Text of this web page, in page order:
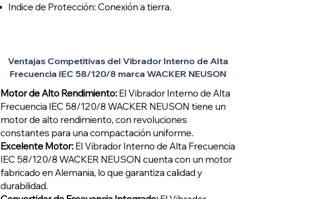
Indice de Protección: Conexión a tierra.
Ventajas Competitivas del Vibrador Interno de Alta
Frecuencia IEC 58/120/8 marca WACKER NEUSON
Motor de Alto Rendimiento: El Vibrador Interno de Alta
Frecuencia IEC 58/120/8 WACKER NEUSON tiene un
motor de alto rendimiento, con revoluciones
constantes para una compactación uniforme.
Excelente Motor: El Vibrador Interno de Alta Frecuencia
IEC 58/120/8 WACKER NEUSON cuenta con un motor
fabricado en Alemania, lo que garantiza calidad y
durabilidad.